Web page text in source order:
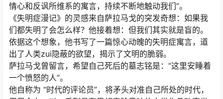
情心和反讽所维系的寓言，持续不断地触动我们”。
《失明症漫记》的灵感来自萨拉马戈的突发奇想：如果我
们都失明了会怎么样？他接着想：但我们其实就是盲的。
依据这个想象，他书写了一篇惊心动魄的失明症寓言，道
出了人类zui隐蔽的欲望，揭示了文明的脆弱。
萨拉马戈曾留言，希望自己死后的墓志铭是：“这里安睡着
一个愤怒的人”。
他自称为 “时代的评论员”，将矛头对准自己所处的时代，